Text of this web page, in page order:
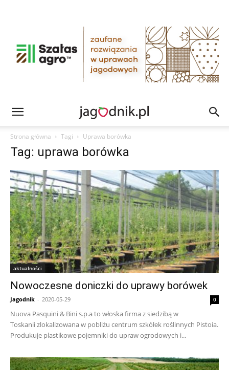
Strona główna Tagi Uprawa borówka
Tag: uprawa borówka
aktualności
Nowoczesne doniczki do uprawy borówek
Jagodnik - 2020-05-29 0
Nuova Pasquini & Bini s.p.a to włoska firma z siedzibą w
Toskanii zlokalizowana w pobliżu centrum szkółek roślinnych Pistoia.
Produkuje plastikowe pojemniki do upraw ogrodowych i...